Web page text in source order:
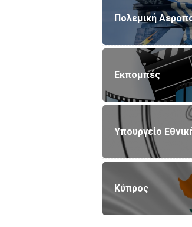
Πολεμική
Εκπομπές
Υπουργείο
Κύπρος